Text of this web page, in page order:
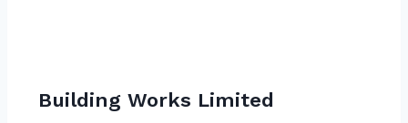
Building Works Limited